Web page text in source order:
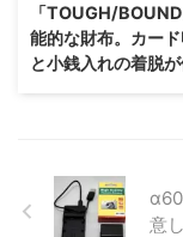
「TOUGH/
能的な財布。カー
と小銭入れの着脱が
意